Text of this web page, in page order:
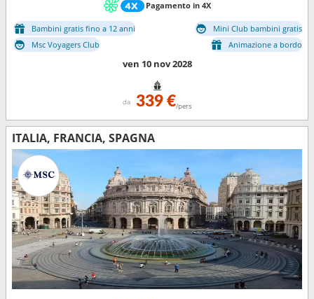
Pagamento in 4X
Bambini gratis fino a 12 anni
Mini Club bambini gratis
Msc Voyagers Club
Animazione a bordo
ven 10 nov 2028
da 339 €/pers
ITALIA, FRANCIA, SPAGNA